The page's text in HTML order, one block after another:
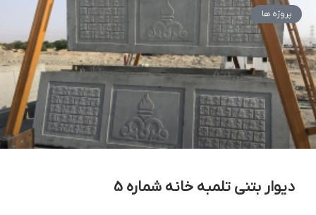
پروژه ها
دیوار بتنی تلمبه خانه شماره 5